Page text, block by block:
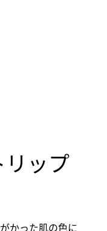
ップ
かった肌の色に